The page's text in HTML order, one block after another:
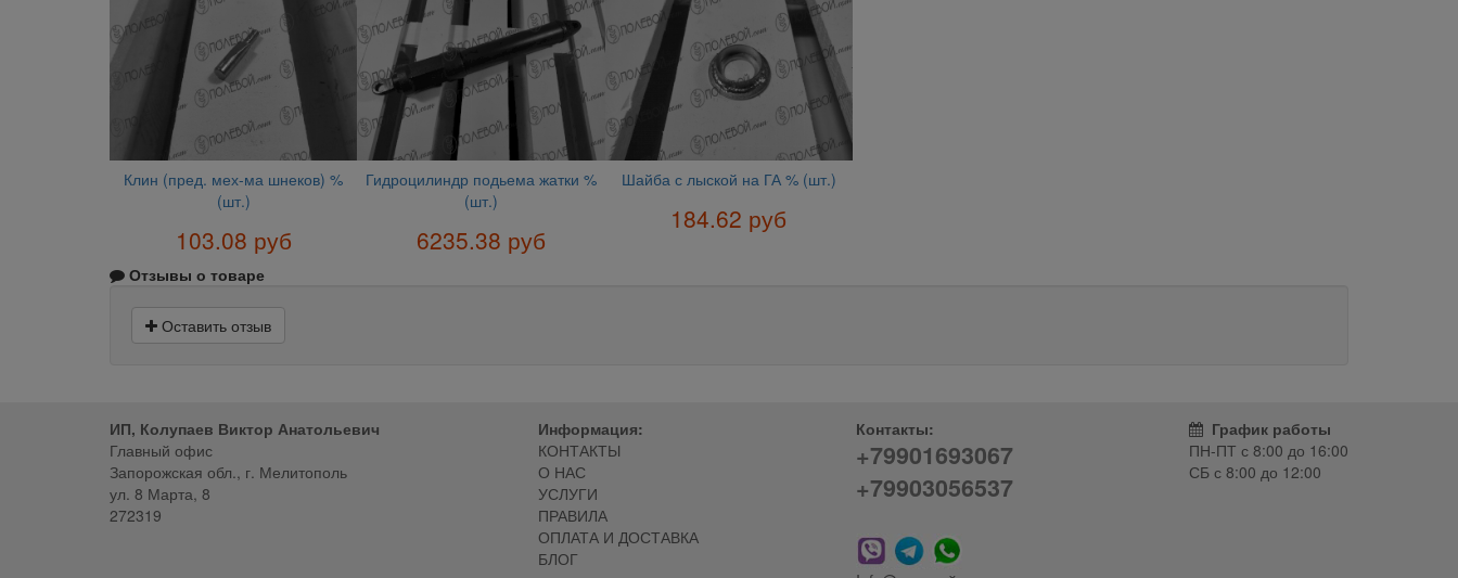
Клин (пред. мех-ма шнеков) %
(шт.)
103.08 руб
Гидроцилиндр подьема жатки %
(шт.)
6235.38 руб
Шайба с лыской на ГА % (шт.)
184.62 руб
Отзывы о товаре
Оставить отзыв
ИП, Колупаев Виктор Анатольевич
Главный офис
Запорожская обл., г. Мелитополь
ул. 8 Марта, 8
272319
Информация:
КОНТАКТЫ
О НАС
УСЛУГИ
ПРАВИЛА
ОПЛАТА И ДОСТАВКА
БЛОГ
Контакты:
+79901693067
+79903056537
График работы
ПН-ПТ с8:00 до 16:00
СБ с8:00 до 12:00